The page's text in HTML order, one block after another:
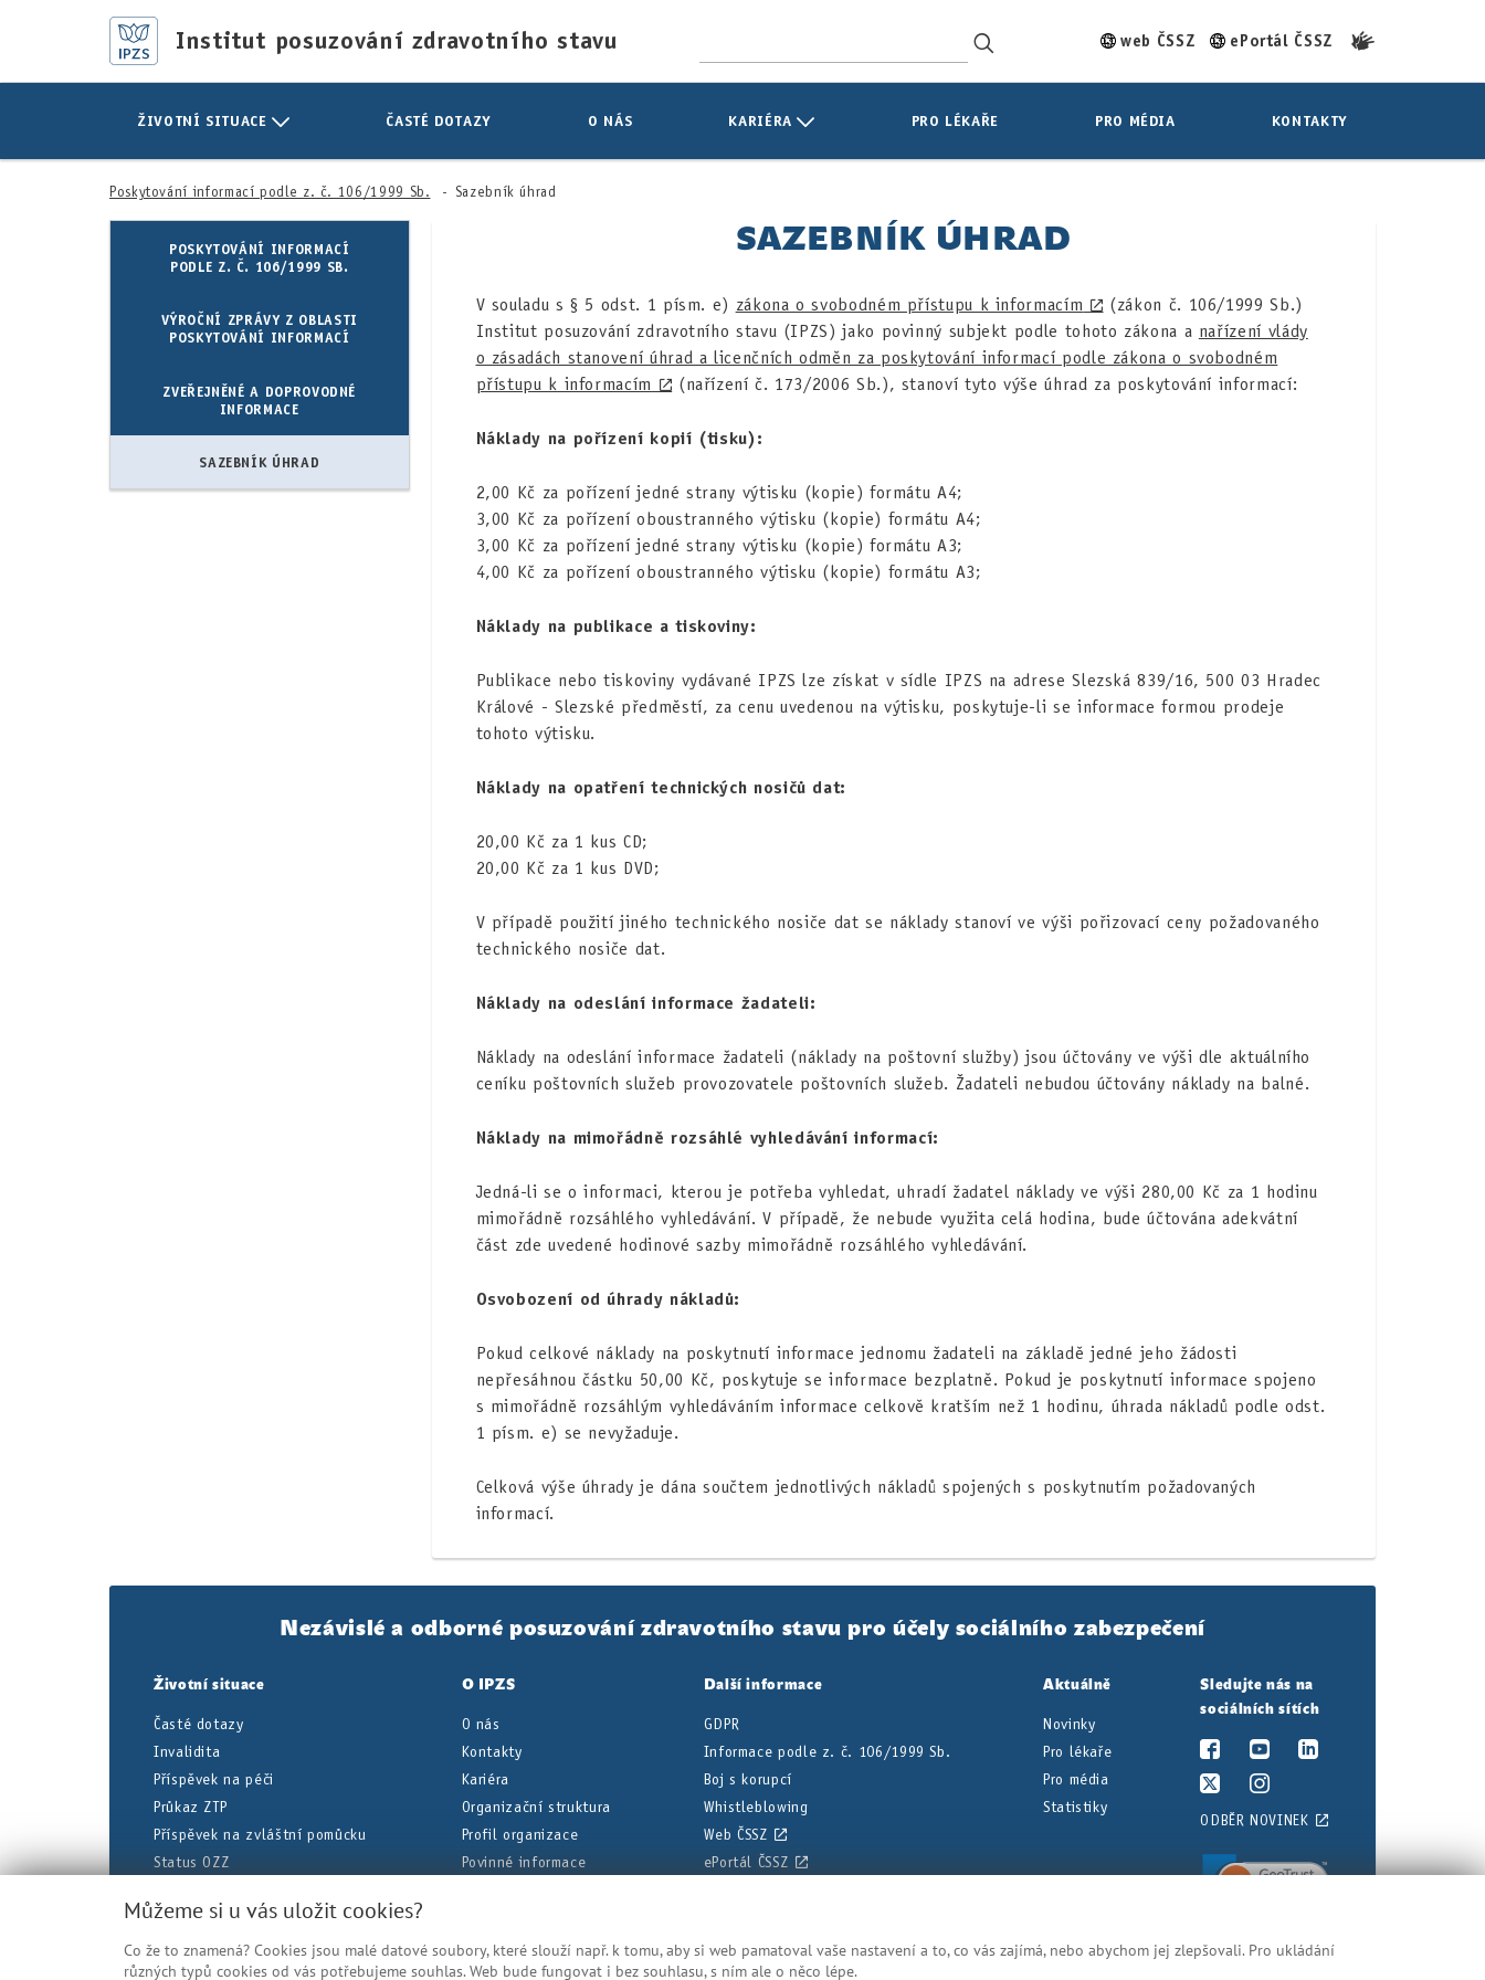
Institut posuzování zdravotního stavu web ČSSZ ePortál ČSSZ
ŽIVOTNÍ SITUACE ČASTÉ DOTAZY O NÁS KARIÉRA PRO LÉKAŘE PRO MÉDIA KONTAKTY
Poskytování informací podle z. č. 106/1999 Sb. Sazebník úhrad
POSKYTOVÁNÍ INFORMACÍ
PODLE Z. Č. 106/1999 SB.
VÝROČNÍ ZPRÁVY Z OBLASTI
POSKYTOVÁNÍ INFORMACÍ
ZVEŘEJNĚNÉ A DOPROVODNÉ
INFORMACE
SAZEBNÍK ÚHRAD
SAZEBNÍK ÚHRAD
V souladu s § 5 odst. 1 písm. e) zákona o svobodném přístupu k informacím
(zákon č. 106/1999 Sb.)
Institut posuzování zdravotního stavu (IPZS) jako povinný subjekt podle tohoto zákona a nařízení vlády
o zásadách stanovení úhrad a licenčních odměn za poskytování informací podle zákona o svobodném
přístupu k informacím
(nařízení č. 173/2006 Sb.), stanoví tyto výše úhrad za poskytování informací:
Náklady na pořízení kopií (tisku):
2,00 Kč za pořízení jedné strany výtisku (kopie) formátu A4;
3,00 Kč za pořízení oboustranného výtisku (kopie) formátu A4;
3,00 Kč za pořízení jedné strany výtisku (kopie) formátu A3;
4,00 Kč za pořízení oboustranného výtisku (kopie) formátu A3;
Náklady na publikace a tiskoviny:
Publikace nebo tiskoviny vydávané IPZS lze získat v sídle IPZS na adrese Slezská 839/16, 500 03 Hradec
Králové - Slezské předměstí, za cenu uvedenou na výtisku, poskytuje-li se informace formou prodeje
tohoto výtisku.
Náklady na opatření technických nosičů dat:
20,00 Kč za 1 kus CD;
20,00 Kč za 1 kus DVD;
V případě použití jiného technického nosiče dat se náklady stanoví ve výši pořizovací ceny požadovaného
technického nosiče dat.
Náklady na odeslání informace žadateli:
Náklady na odeslání informace žadateli (náklady na poštovní služby) jsou účtovány ve výši dle aktuálního
ceníku poštovních služeb provozovatele poštovních služeb. Žadateli nebudou účtovány náklady na balné.
Náklady na mimořádně rozsáhlé vyhledávání informací:
Jedná-li se o informaci, kterou je potřeba vyhledat, uhradí žadatel náklady ve výši 280,00 Kč za 1 hodinu
mimořádně rozsáhlého vyhledávání. V případě, že nebude využita celá hodina, bude účtována adekvátní
část zde uvedené hodinové sazby mimořádně rozsáhlého vyhledávání.
Osvobození od úhrady nákladů:
Pokud celkové náklady na poskytnutí informace jednomu žadateli na základě jedné jeho žádosti
nepřesáhnou částku 50,00 Kč, poskytuje se informace bezplatně. Pokud je poskytnutí informace spojeno
s mimořádně rozsáhlým vyhledáváním informace celkově kratším než 1 hodinu, úhrada nákladů podle odst.
1 písm. e) se nevyžaduje.
Celková výše úhrady je dána součtem jednotlivých nákladů spojených s poskytnutím požadovaných
informací.
Nezávislé a odborné posuzování zdravotního stavu pro účely sociálního zabezpečení
Životní situace
Časté dotazy
Invalidita
Příspěvek na péči
Průkaz ZTP
Příspěvek na zvláštní pomůcku
Status OZZ
O IPZS
O nás
Kontakty
Kariéra
Organizační struktura
Profil organizace
Povinné informace
Další informace
GDPR
Informace podle z. č. 106/1999 Sb.
Boj s korupcí
Whistleblowing
Web ČSSZ
ePortál ČSSZ
Aktuálně
Novinky
Pro lékaře
Pro média
Statistiky
Sledujte nás na
sociálních sítích
ODBĚR NOVINEK
Veškeré uvedené informace jsou zjednodušené, aby bylo posudkové lékařství srozumitelnější. Přesná znění najdete v právních předpisech.
Můžeme si u vás uložit cookies?
Co že to znamená? Cookies jsou malé datové soubory, které slouží např. k tomu, aby si web pamatoval vaše nastavení a to, co vás zajímá, nebo abychom jej zlepšovali. Pro ukládání
různých typů cookies od vás potřebujeme souhlas. Web bude fungovat i bez souhlasu, s ním ale o něco lépe.